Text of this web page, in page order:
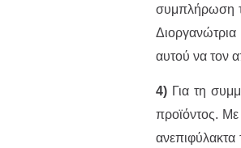
συμπλήρωση
αυτού να τον
4) Για τη
προϊόντος. Με